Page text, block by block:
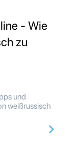
- Wie
zu
und
weißrussisch